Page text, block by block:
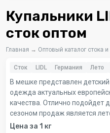
Купальники
сток оптом
Главная → Оптовый каталог стока
Сток LIDL Германия Лето
В мешке представлен
одежда актуальных
качества. Отлично подойдет
сезоном продаж является
Цена за 1 кг